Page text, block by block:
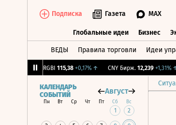
Подписка Газета MAX
Глобальные идеи Бизнес
ВЕДЫ Правила торговли Идеи
RGBI 115,38 +0,17%↑ CNY Бирж. 12,239 +1,31%↑
КАЛЕНДАРЬ
СОБЫТИЙ
Август
Пн Вт Ср Чт Пт Сб Вс
1 2